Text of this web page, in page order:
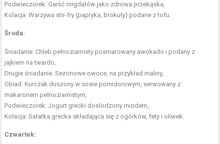
Podwieczorek: Garść migdałów jako zdrowa przekąska,
Kolacja: Warzywa stir-fry (papryka, brokuły) podane z tofu.
Środa:
Śniadanie: Chleb pełnoziarnisty posmarowany awokado i podany z
jajkiem na twardo,
Drugie śniadanie: Sezonowe owoce, na przykład maliny,
Obiad: Kurczak duszony w sosie pomidorowym, serwowany z
makaronem pełnoziarnistym,
Podwieczorek: Jogurt grecki dosłodzony miodem,
Kolacja: Sałatka grecka składająca się z ogórków, fety i oliwek.
Czwartek: